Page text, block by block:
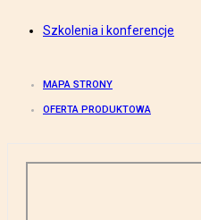
Szkolenia i konferencje
MAPA STRONY
OFERTA PRODUKTOWA